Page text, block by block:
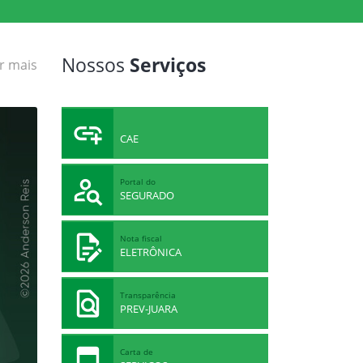
mais Nossos Serviços
CAE
Portal do
SEGURADO
Nota fiscal
ELETRÔNICA
Transparência
PREV-JUARA
Carta de